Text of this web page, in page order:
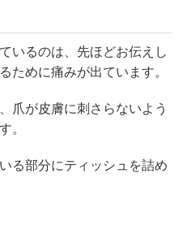
いるのは、先ほどお伝えし
ために痛みが出ています。
爪が皮膚に刺さらないよう
。
る部分にティッシュを詰め